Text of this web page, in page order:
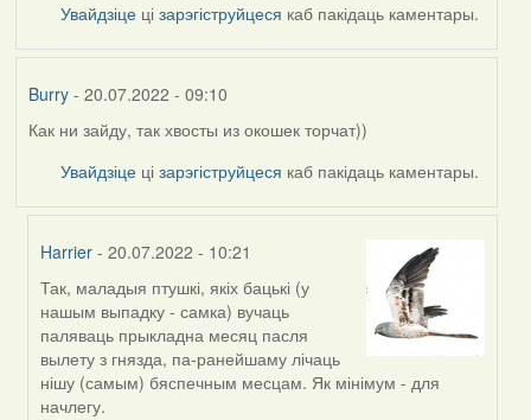
Увайдзіце цізарэгіструйцеся каб пакідаць каментары.
Burry- 20.07.2022 - 09:10
Как ни зайду, так хвосты из окошек торчат))
Увайдзіце цізарэгіструйцеся каб пакідаць каментары.
Harrier - 20.07.2022 - 10:21
In
reply
to
by
Burry
Так, маладыя птушкі, якіх бацькі (у
нашым выпадку - самка) вучаць
паляваць прыкладна месяц пасля
вылету з гнязда, па-ранейшаму лічаць
нішу (самым) бяспечным месцам. Як мінімум - для
начлегу.